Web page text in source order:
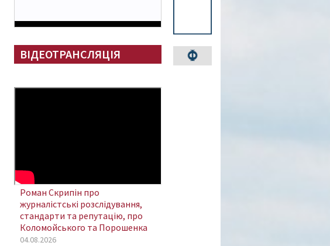
ВІДЕОТРАНСЛЯЦІЯ
Роман Скрипін про
журналістські розслідування,
стандарти та репутацію, про
Коломойського та Порошенка
04.08.2026